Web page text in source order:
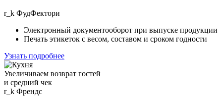
r_k ФудФектори
Электронный документооборот при выпуске продукции
Печать этикеток с весом, составом и сроком годности
Узнать подробнее
Увеличиваем возврат гостей
и средний чек
r_k Френдс